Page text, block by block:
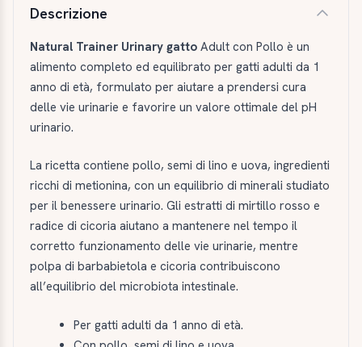
Descrizione
Natural Trainer Urinary gatto Adult con Pollo è un
alimento completo ed equilibrato per gatti adulti da 1
anno di età, formulato per aiutare a prendersi cura
delle vie urinarie e favorire un valore ottimale del pH
urinario.
La ricetta contiene pollo, semi di lino e uova, ingredienti
ricchi di metionina, con un equilibrio di minerali studiato
per il benessere urinario. Gli estratti di mirtillo rosso e
radice di cicoria aiutano a mantenere nel tempo il
corretto funzionamento delle vie urinarie, mentre
polpa di barbabietola e cicoria contribuiscono
all’equilibrio del microbiota intestinale.
Per gatti adulti da 1 anno di età.